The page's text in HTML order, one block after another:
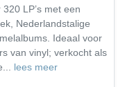
LP’s met een
Nederlandstalige
Ideaal voor
van vinyl; verkocht als
lees meer